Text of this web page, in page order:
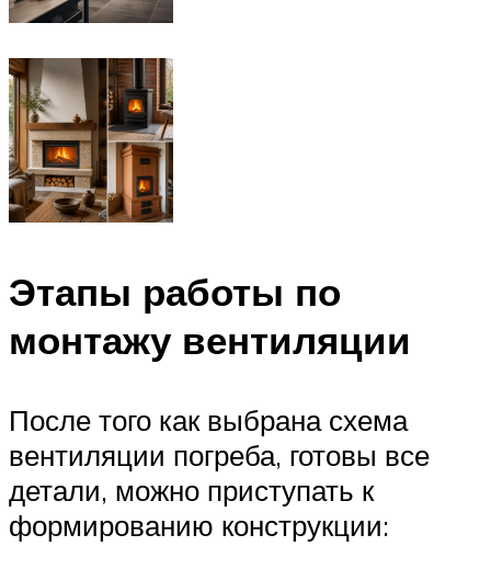
Этапы работы по
монтажу вентиляции
После того как выбрана схема
вентиляции погреба, готовы все
детали, можно приступать к
формированию конструкции: